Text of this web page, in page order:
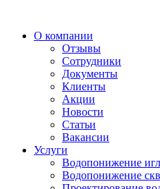
О компании
Отзывы
Сотрудники
Документы
Клиенты
Акции
Новости
Статьи
Вакансии
Услуги
Водопонижение
Водопонижение